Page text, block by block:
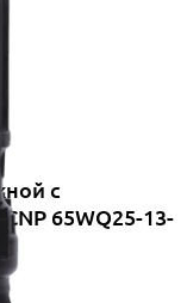
с
65WQ25-13-